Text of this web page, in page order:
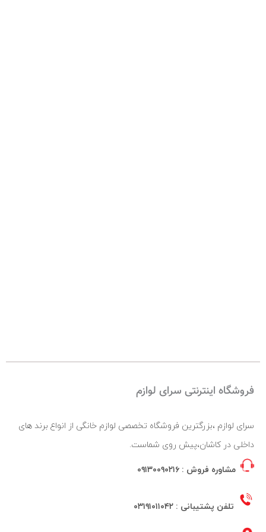
فروشگاه اینترنتی سرای لوازم
سرای لوازم ،بزرگترین فروشگاه تخصصی لوازم خانگی از انواع برند های
داخلی در کاشان،پیش روی شماست.
مشاوره فروش : ۰۹۱۳۰۰۹۰۲۱۶
تلفن پشتیبانی : ۰۳۱۹۱۰۱۱۰۴۲